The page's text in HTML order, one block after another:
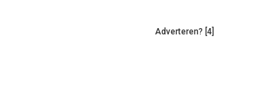
Adverteren? [4]